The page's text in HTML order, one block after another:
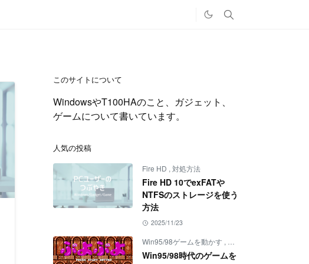
このサイトについて
WindowsやT100HAのこと、ガジェット、
ゲームについて書いています。
人気の投稿
Fire HD , 対処方法
Fire HD 10でexFATや
NTFSのストレージを使う
方法
2025/11/23
Win95/98ゲームを動かす ,
Win95/98時代のゲームを